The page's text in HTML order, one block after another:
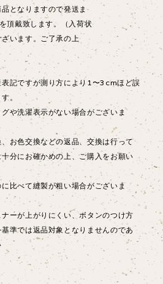
となりますので発送ま
頂戴致します。（入荷状
います。ご了承の上
記ですが測り方により1〜3cmほど誤
。
や洗濯表示がない場合がございま
お色交換などの返品、交換は行って
分にお確かめの上、ご購入をお願い
に比べて縫製が粗い場合がございま
ーが上がりにくい、ボタンのつけ方
準では返品対象となりませんのであ